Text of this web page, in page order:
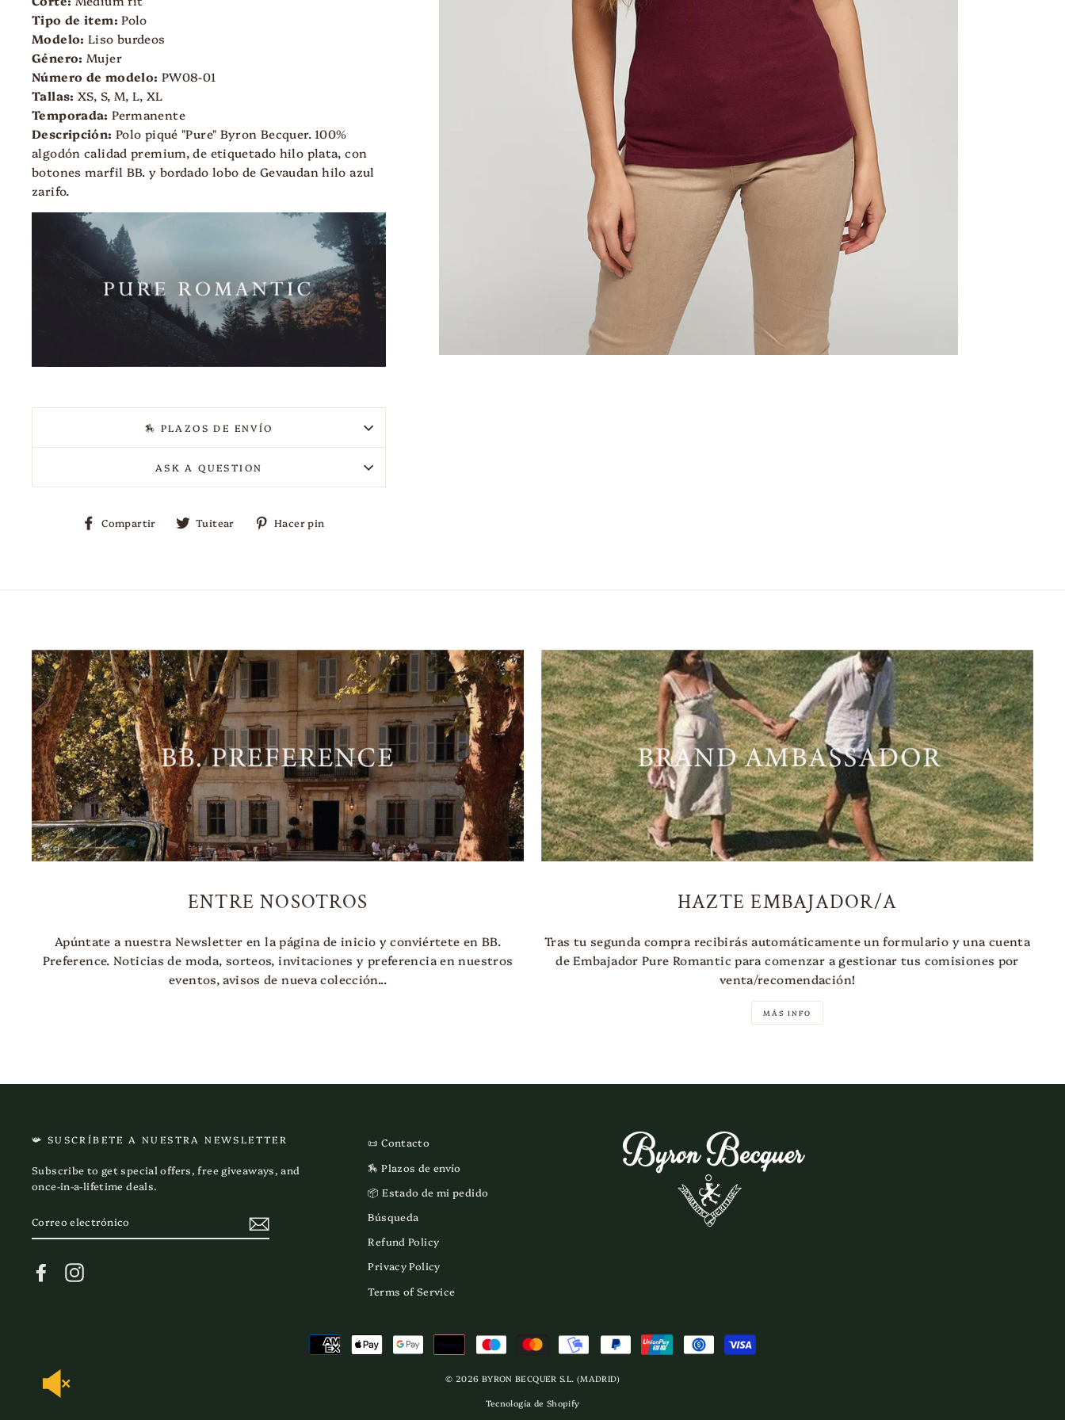
Tipo de item:Polo
Modelo: Liso burdeos
Género: Mujer
Número de modelo: PW08-01
Tallas: XS, S, M, L, XL
Temporada:Permanente
Descripción: Polo piqué "Pure" Byron Becquer. 100%
algodón calidad premium, de etiquetado hilo plata, con
botones marfil BB.y bordado lobo de Gevaudan hilo azul
zarifo.
🏇 PLAZOS DE ENVÍO
ASK A QUESTION
Compartir
Compartir
en
Tuitear
Tuitear
en
Hacer pin
ENTRE NOSOTROS
Apúntate a nuestra Newsletter en la página de inicio y conviértete en BB.
Preference. Noticias de moda, sorteos, invitaciones y preferencia en nuestros
eventos, avisos de nueva colección...
HAZTE EMBAJADOR/A
Tras tu segunda compra recibirás automáticamente un formulario y una cuenta
de Embajador Pure Romantic para comenzar a gestionar tus comisiones por
venta/recomendación!
MÁS INFO
📯 SUSCRÍBETE A NUESTRA NEWSLETTER
Subscribe to get special offers, free giveaways, and
once-in-a-lifetime deals.
ELECTRÓNICO
Facebook
📜 Contacto
🏇 Plazos de envío
📦 Estado de mi pedido
Búsqueda
Refund Policy
Privacy Policy
Terms of Service
© 2026 BYRON BECQUER S.L. (MADRID)
Tecnología de Shopify